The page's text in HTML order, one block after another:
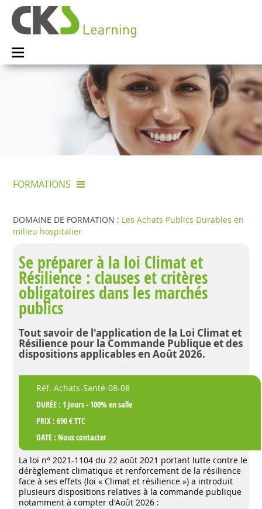
FORMATIONS
DOMAINE DE FORMATION : Les Achats Publics Durables en
milieu hospitalier
Se préparer à la loi Climat et
Résilience : clauses et critères
obligatoires dans les marchés
publics
Tout savoir de l'application de la Loi Climat et
Résilience pour la Commande Publique et des
dispositions applicables en Août 2026.
Réf. Achats-Santé-08-08
DURÉE : 1 Jours - 100% en salle
PRIX : 690 € TTC
DATE :Nous contacter
La loi n° 2021-1104 du 22 août 2021 portant lutte contre le
dérèglement climatique et renforcement de la résilience
face à ses effets (loi « Climat et résilience ») a introduit
plusieurs dispositions relatives à la commande publique
notamment à compter d'Août 2026 :